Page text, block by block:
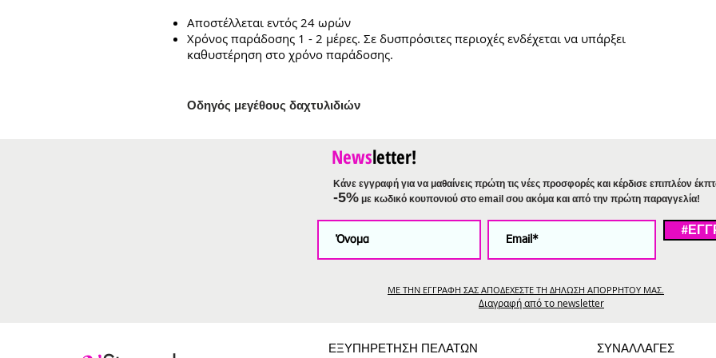
Αποστέλλεται εντός 24 ωρών
Χρόνος παράδοσης 1 - 2 μέρες. Σε δυσπρόσιτες περιοχές ενδέχεται να υπάρξει
καθυστέρηση στο χρόνο παράδοσης.
Οδηγός μεγέθους δαχτυλιδιών
Newsletter!
Κάνε εγγραφή για να μαθαίνεις πρώτη τις νέες προσφορές και κέρδισε επιπλέον
-5% με κωδικό κουπονιού στο email σου ακόμα και από την πρώτη παραγγελία!
ΜΕ ΤΗΝ ΕΓΓΡΑΦΗ ΣΑΣ ΑΠΟΔΕΧΕΣΤΕ ΤΗ ΔΗΛΩΣΗ ΑΠΟΡΡΗΤΟΥ ΜΑΣ.
Διαγραφή από το newsletter
ΕΞΥΠΗΡΕΤΗΣΗ ΠΕΛΑΤΩΝ ΣΥΝΑΛΛΑΓΕΣ